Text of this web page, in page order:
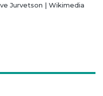
Jurvetson | Wikimedia